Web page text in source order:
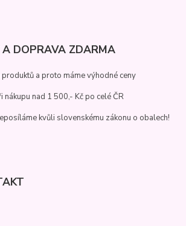
A DOPRAVA ZDARMA
a proto máme výhodné ceny
nad 1 500,- Kč po celé ČR
kvůli slovenskému zákonu o obalech!